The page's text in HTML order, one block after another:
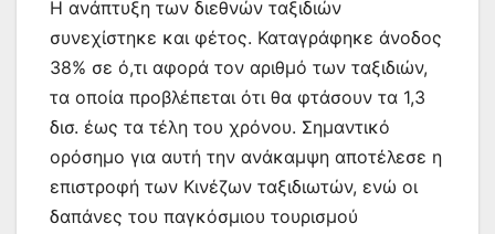
Η ανάπτυξη των διεθνών ταξιδιών
συνεχίστηκε και φέτος. Καταγράφηκε άνοδος
38% σε ό,τι αφορά τον αριθμό των ταξιδιών,
τα οποία προβλέπεται ότι θα φτάσουν τα 1,3
δισ. έως τα τέλη του χρόνου. Σημαντικό
ορόσημο για αυτή την ανάκαμψη αποτέλεσε η
επιστροφή των Κινέζων ταξιδιωτών, ενώ οι
δαπάνες του παγκόσμιου τουρισμού